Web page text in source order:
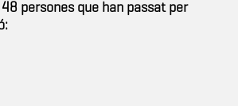
48 persones que han passat per